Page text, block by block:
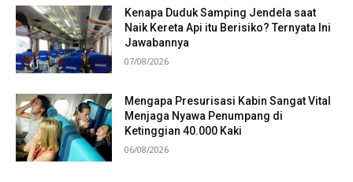
Kenapa Duduk Samping Jendela saat
Naik Kereta Api itu Berisiko? Ternyata Ini
Jawabannya
07/08/2026
Mengapa Presurisasi Kabin Sangat Vital
Menjaga Nyawa Penumpang di
Ketinggian 40.000 Kaki
06/08/2026